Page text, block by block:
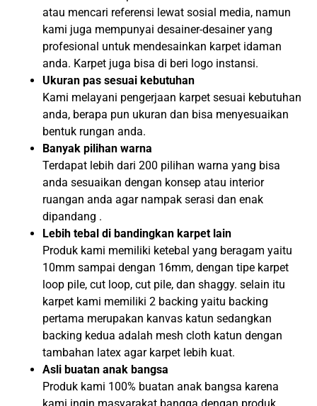
atau mencari referensi lewat sosial media, namun
kami juga mempunyai desainer-desainer yang
profesional untuk mendesainkan karpet idaman
anda. Karpet juga bisa di beri logo instansi.
Ukuran pas sesuai kebutuhan
Kami melayani pengerjaan karpet sesuai kebutuhan
anda, berapa pun ukuran dan bisa menyesuaikan
bentuk rungan anda.
Banyak pilihan warna
Terdapat lebih dari 200 pilihan warna yang bisa
anda sesuaikan dengan konsep atau interior
ruangan anda agar nampak serasi dan enak
dipandang .
Lebih tebal di bandingkan karpet lain
Produk kami memiliki ketebal yang beragam yaitu
10mm sampai dengan 16mm, dengan tipe karpet
loop pile, cut loop, cut pile, dan shaggy. selain itu
karpet kami memiliki 2 backing yaitu backing
pertama merupakan kanvas katun sedangkan
backing kedua adalah mesh cloth katun dengan
tambahan latex agar karpet lebih kuat.
Asli buatan anak bangsa
Produk kami 100% buatan anak bangsa karena